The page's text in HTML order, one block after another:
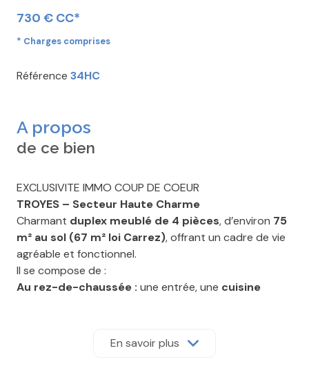
730 € CC*
* Charges comprises
Référence 34HC
A propos
de ce bien
EXCLUSIVITE IMMO COUP DE COEUR
TROYES – Secteur Haute Charme
Charmant duplex meublé de 4 pièces, d’environ 75
m² au sol (67 m² loi Carrez), offrant un cadre de vie
agréable et fonctionnel.
Il se compose de :
Au rez-de-chaussée : une entrée, une cuisine
un palier desservant
une grande
chambre d’enfant ou bureau
En savoir plus